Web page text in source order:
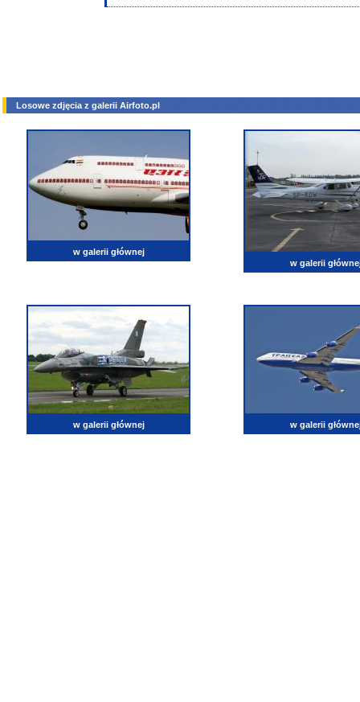
Losowe zdjęcia z galerii Airfoto.pl
w galerii głównej
w galerii
w galerii głównej w galerii